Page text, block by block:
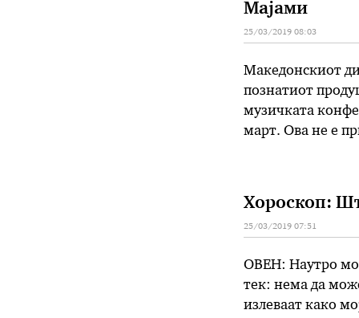
Мајами
25/03/2019 08:03
Македонскиот
познатиот
музичката
март. Ова не е
Хороскоп:
25/03/2019 07:51
ОВЕН: Наутро
тек: нема да
излеваат како